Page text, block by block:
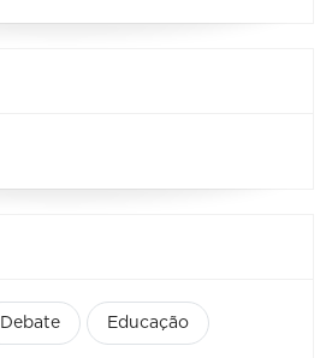
Debate Educação